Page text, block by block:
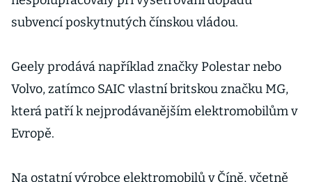
subvencí poskytnutých čínskou vládou.
Geely prodává například značky Polestar nebo
Volvo, zatímco SAIC vlastní britskou značku MG,
která patří k nejprodávanějším elektromobilům v
Evropě.
Na ostatní výrobce elektromobilů v Číně, včetně